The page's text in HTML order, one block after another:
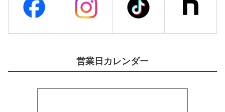
営業日カレンダー